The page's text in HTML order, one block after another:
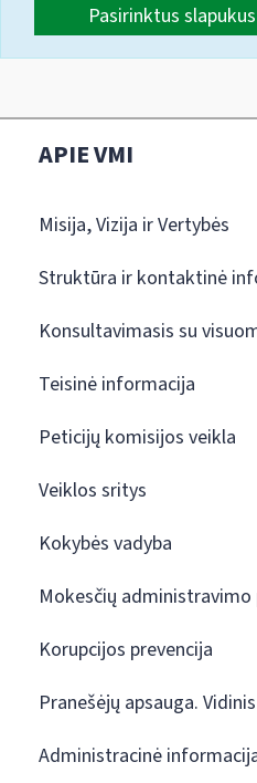
Pasirinktus slapukus
APIE VMI
Misija, Vizija ir Vertybės
Struktūra ir kontaktinė
Konsultavimasis su
Teisinė informacija
Peticijų komisijos veikla
Veiklos sritys
Kokybės vadyba
Mokesčių administravimo
Korupcijos prevencija
Pranešėjų apsauga.
Administracinė